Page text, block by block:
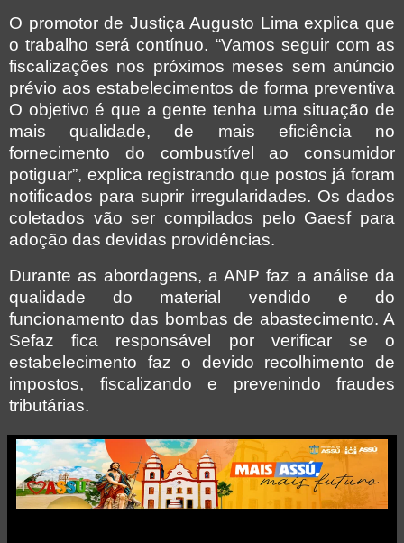
O promotor de Justiça Augusto Lima explica que
o trabalho será contínuo. “Vamos seguir com as
fiscalizações nos próximos meses sem anúncio
prévio aos estabelecimentos de forma preventiva
O objetivo é que a gente tenha uma situação de
mais qualidade, de mais eficiência no
fornecimento do combustível ao consumidor
potiguar”, explica registrando que postos já foram
notificados para suprir irregularidades. Os dados
coletados vão ser compilados pelo Gaesf para
adoção das devidas providências.
Durante as abordagens, a ANP faz a análise da
qualidade do material vendido e do
funcionamento das bombas de abastecimento. A
Sefaz fica responsável por verificar se o
estabelecimento faz o devido recolhimento de
impostos, fiscalizando e prevenindo fraudes
tributárias.